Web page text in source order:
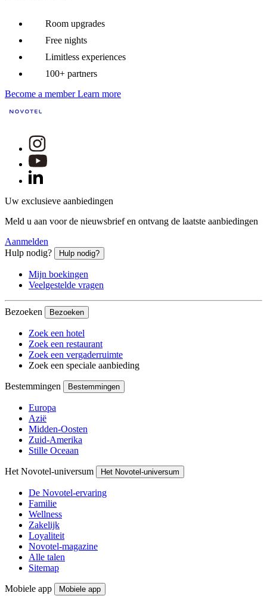
Room upgrades
Free nights
Limitless experiences
100+ partners
Become a member Learn more
Uw exclusieve aanbiedingen
Meld u aan voor de nieuwsbrief en ontvang de laatste aanbiedingen
Aanmelden
Hulp nodig?
Hulp nodig?
Mijn boekingen
Veelgestelde vragen
Bezoeken Bezoeken
Zoek een hotel
Zoek een restaurant
Zoek een vergaderruimte
Zoek een speciale aanbieding
Bestemmingen Bestemmingen
Europa
Azië
Midden-Oosten
Zuid-Amerika
Stille Oceaan
Het Novotel-universum Het Novotel-universum
De Novotel-ervaring
Familie
Wellness
Zakelijk
Loyaliteit
Novotel-magazine
Alle talen
Sitemap
Mobiele app Mobiele app